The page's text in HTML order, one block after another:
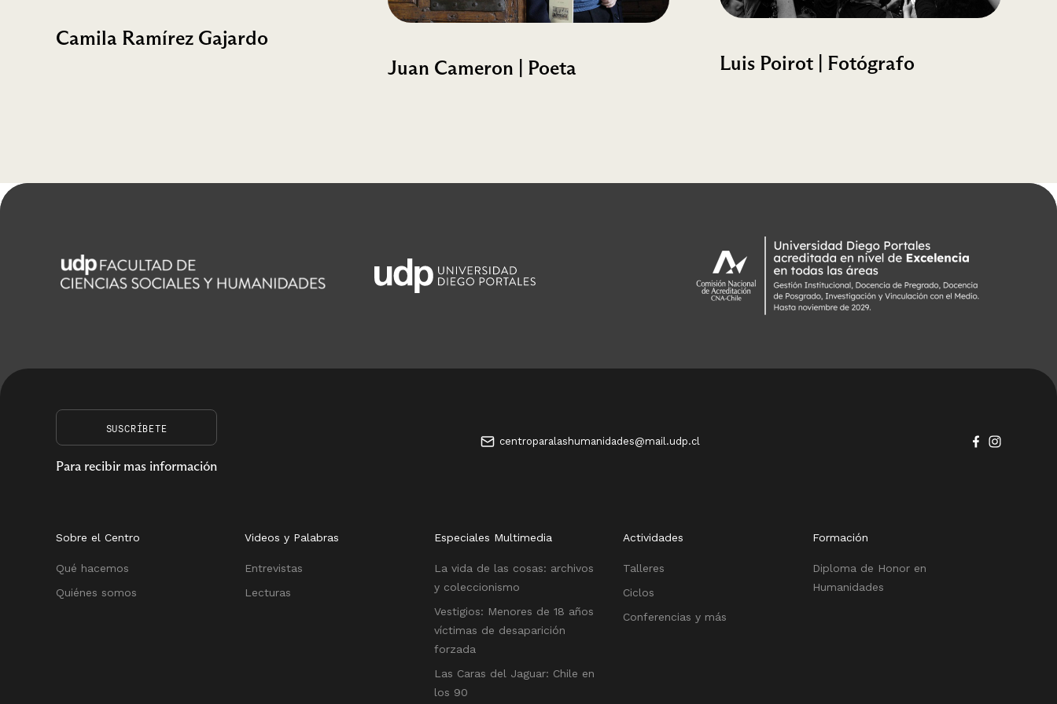
Camila Ramírez Gajardo
Juan Cameron | Poeta
Luis Poirot | Fotógrafo
SUSCRÍBETE
Para recibir mas información
centroparalashumanidades@mail.udp.cl
Sobre el Centro
Qué hacemos
Quiénes somos
Videos y Palabras
Entrevistas
Lecturas
Especiales Multimedia
La vida de las cosas: archivos
y coleccionismo
Vestigios: Menores de 18 años
víctimas de desaparición
forzada
Las Caras del Jaguar: Chile en
los 90
Actividades
Talleres
Ciclos
Conferencias y más
Formación
Diploma de Honor en
Humanidades